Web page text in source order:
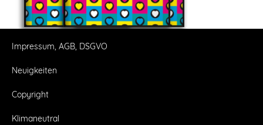
Impressum, AGB, DSGVO
Neuigkeiten
Copyright
Klimaneutral